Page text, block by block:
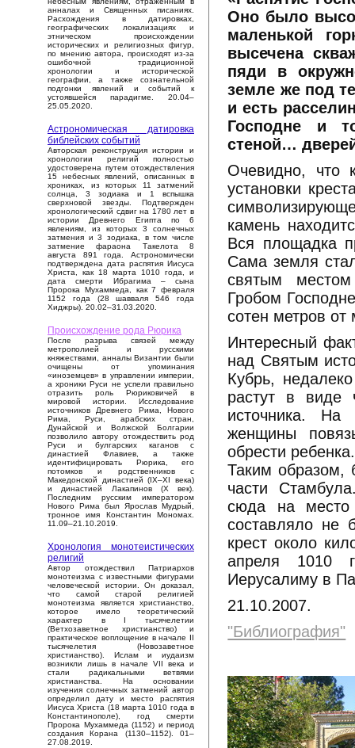
анналах и Священных писаниях.
Расхождения в датировках,
географических локализациях и
этническом происхождении
исторических и религиозных фигур,
по мнению автора, происходят из-за
ошибочной традиционной
хронологии и исторической
географии, а также сознательной
подгонки явлений и событий к
устоявшейся парадигме. 20.04–
25.05.2020.
Астрономическая датировка
библейских событий
Авторская реконструкция истории и
хронологии религий полностью
удостоверена путем отождествления
15 небесных явлений, описанных в
хрониках, из которых 11 затмений
солнца, 3 зодиака и 1 вспышка
сверхновой звезды. Подтвержден
хронологический сдвиг на 1780 лет в
истории Древнего Египта по 6
явлениям, из которых 3 солнечных
затмения и 3 зодиака, в том числе
затмение фараона Такелота 8
августа 891 года. Астрономически
подтверждена дата распятия Иисуса
Христа, как 18 марта 1010 года, и
дата смерти Ибрагима – сына
Пророка Мухаммеда, как 7 февраля
1152 года (28 шавваля 546 года
Хиджры). 20.02–31.03.2020.
Происхождение рода Рюрика
После разрыва связей между
метрополией и русскими
княжествами, анналы Византии были
очищены от упоминания
«иноземцев» в управлении империи,
а хроники Руси не успели правильно
отразить роль Рюриковичей в
мировой истории. Исследование
источников Древнего Рима, Нового
Рима, Руси, арабских стран,
Дунайской и Волжской Болгарии
позволило автору отождествить род
Руси и булгарских каганов с
династией Флавиев, а также
идентифицировать Рюрика, его
потомков и родственников с
Македонской династией (IX–XI века)
и династией Лакапинов (X век).
Последним русским императором
Нового Рима был Ярослав Мудрый,
тронное имя Константин Мономах.
11.09–21.10.2019.
Хронология монотеистических
религий
Автор отождествил Патриархов
монотеизма с известными фигурами
человеческой истории. Он доказал,
что самой старой религией
монотеизма является христианство,
которое имело теоретический
характер в I тысячелетии
(Ветхозаветное христианство) и
практическое воплощение в начале II
тысячелетия (Новозаветное
христианство). Ислам и иудаизм
возникли лишь в начале VII века и
стали радикальными ветвями
христианства. На основании
изучения солнечных затмений автор
определил дату и место распятия
Иисуса Христа (18 марта 1010 года в
Константинополе), год смерти
Пророка Мухаммеда (1152) и период
создания Корана (1130–1152). 01–
27.08.2019.
Оно было
маленькой
высечена
пяди в
земле же под
и есть
Господне и
стеной…
Очевидно, что
установки
камень
Вся площадка
Сама земля
святым
Гробом
сотен метров от
Интересный
над Святым
Кубрь,
растут в виде
источника. На
женщины
обрести ребенка.
Таким образом,
части
сюда на
составляло не
крест около
апреля 1010
Иерусалиму в
21.10.2007.
"Библиография"